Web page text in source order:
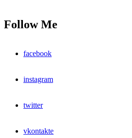
Follow Me
facebook
instagram
twitter
vkontakte